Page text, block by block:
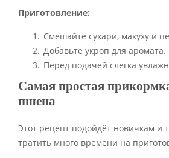
Приготовление:
Смешайте сухари, макуху и
Добавьте укроп для аромата.
Перед подачей слегка
Самая простая
пшена
Этот рецепт подойдёт новичкам и
тратить много времени на